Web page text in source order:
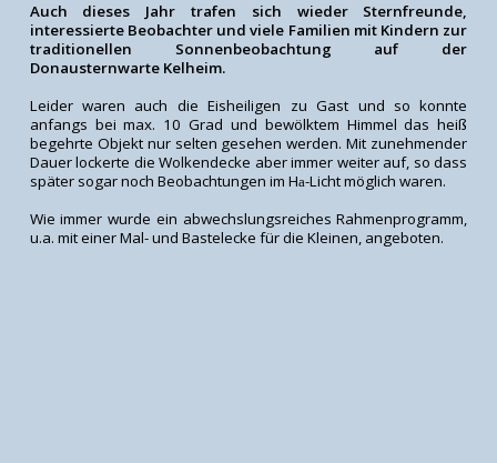
Auch dieses Jahr trafen sich wieder Sternfreunde,
interessierte Beobachter und viele Familien mit Kindern zur
traditionellen Sonnenbeobachtung auf der
Donausternwarte Kelheim.
Leider waren auch die Eisheiligen zu Gast und so konnte
anfangs bei max. 10 Grad und bewölktem Himmel das heiß
begehrte Objekt nur selten gesehen werden. Mit zunehmender
Dauer lockerte die Wolkendecke aber immer weiter auf, so dass
später sogar noch Beobachtungen im Ha-Licht möglich waren.
Wie immer wurde ein abwechslungsreiches Rahmenprogramm,
u.a. mit einer Mal- und Bastelecke für die Kleinen, angeboten.